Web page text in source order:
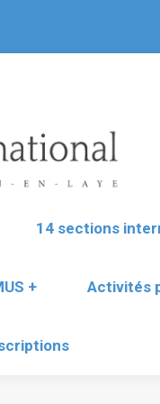
14 sections
+ Activités